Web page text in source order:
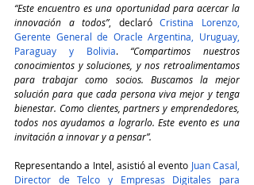
“Este encuentro es una oportunidad para acercar la
innovación a todos”, declaró Cristina Lorenzo,
Gerente General de Oracle Argentina, Uruguay,
Paraguay y Bolivia. “Compartimos nuestros
conocimientos y soluciones, y nos retroalimentamos
para trabajar como socios. Buscamos la mejor
solución para que cada persona viva mejor y tenga
bienestar. Como clientes, partners y emprendedores,
todos nos ayudamos a lograrlo. Este evento es una
invitación a innovar y a pensar”.
Representando a Intel, asistió al evento Juan Casal,
Director de Telco y Empresas Digitales para